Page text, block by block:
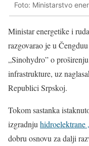
Foto: Ministarstvo
Ministar energetike i
razgovarao je u
„Sinohydro” o
infrastrukture, uz
Republici Srpskoj.
Tokom sastanka
izgradnju hidroelektrane
dobru osnovu za dalji